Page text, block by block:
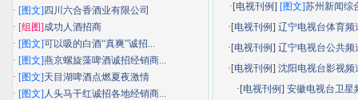
·[电视刊例] [图文]苏州新闻综
·[电视刊例]辽宁电视台体育频
·[电视刊例]辽宁电视台公共频
·[电视刊例]沈阳电视台影视频
·[电视刊例] 安徽电视台卫星
· [图文] 四川六合香酒业有限公司
· [组图]成功人酒招商
· [图文]可以吸的白酒“真爽”诚招...
· [图文]燕京螺旋藻啤酒诚招经销商...
· [图文]天目湖啤酒点燃夏夜激情
· [图文] 人头马干红诚招各地经销商...